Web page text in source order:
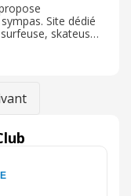
Site dédié
skateuse,
qualités.
de 25€ et 49€
On y trouve
du surf
chapeaux,
et ce site